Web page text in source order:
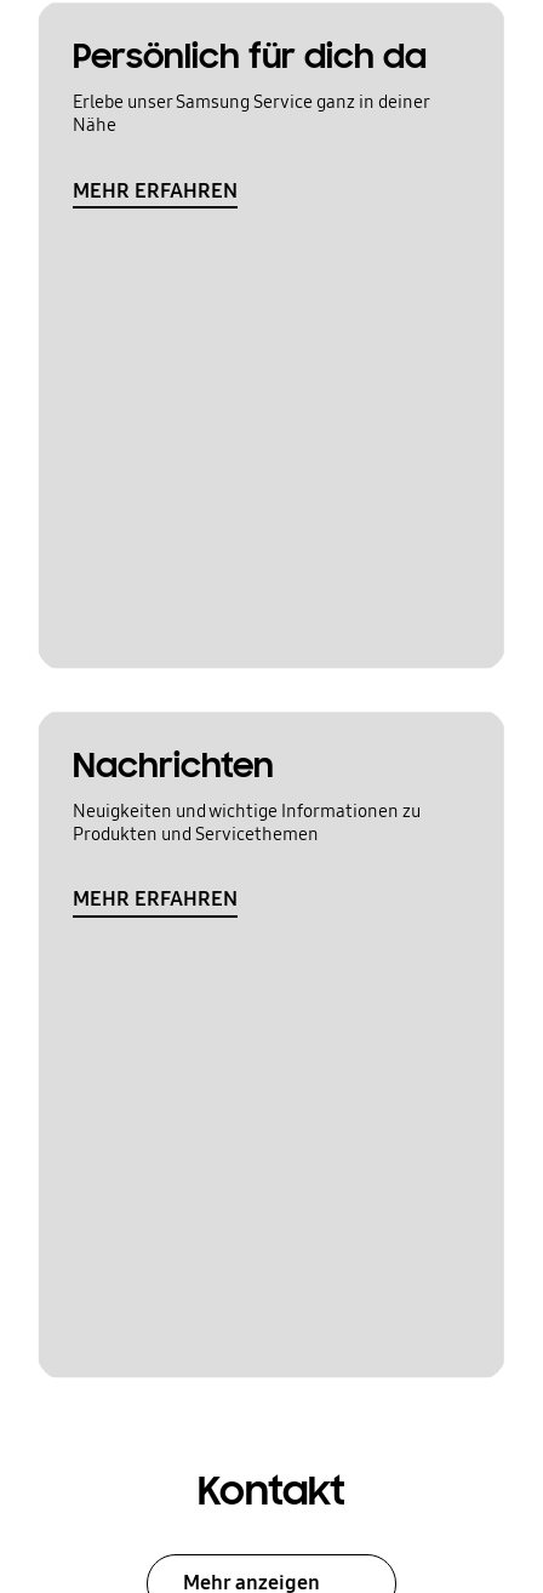
Persönlich für dich da
Erlebe unser Samsung Service ganz in deiner
Nähe
MEHR ERFAHREN
Nachrichten
Neuigkeiten und wichtige Informationen zu
Produkten und Servicethemen
MEHR ERFAHREN
Kontakt
Mehr anzeigen